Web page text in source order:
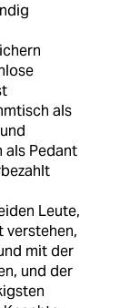
als
als Pedant
Leute,
verstehen,
mit der
und der